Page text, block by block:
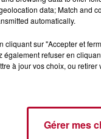
les bacs. Un
et sans
Christophe se
data; Match and
automatically.
cliquant sur "Accepter et
également refuser en
à jour vos choix, ou
Gérer mes